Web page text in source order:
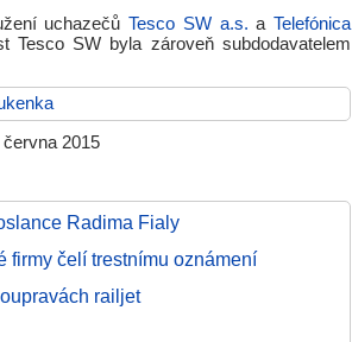
uchazečů Tesco SW a.s. a Telefónica
Tesco SW byla zároveň subdodavatelem
2015
Radima Fialy
firmy čelí trestnímu oznámení
railjet